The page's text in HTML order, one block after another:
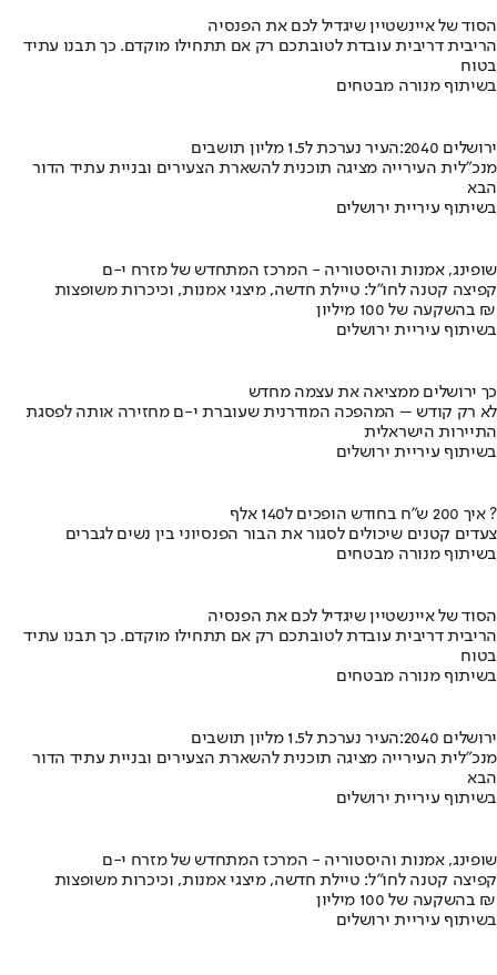
הסוד של איינשטיין שיגדיל לכם את הפנסיה
הריבית דריבית עובדת לטובתכם רק אם תתחילו מוקדם. כך תבנו עתיד
בטוח
בשיתוף מנורה מבטחים
ירושלים 2040:העיר נערכת ל1.5 מליון תושבים
מנכ"לית העירייה מציגה תוכנית להשארת הצעירים ובניית עתיד הדור
הבא
בשיתוף עיריית ירושלים
שופינג, אמנות והיסטוריה - המרכז המתחדש של מזרח י-ם
קפיצה קטנה לחו"ל: טיילת חדשה, מיצגי אמנות, וכיכרות משופצות
בהשקעה של 100 מיליון ₪
בשיתוף עיריית ירושלים
כך ירושלים ממציאה את עצמה מחדש
לא רק קודש – המהפכה המודרנית שעוברת י-ם מחזירה אותה לפסגת
התיירות הישראלית
בשיתוף עיריית ירושלים
איך 200 ש"ח בחודש הופכים ל140 אלף ?
צעדים קטנים שיכולים לסגור את הבור הפנסיוני בין נשים לגברים
בשיתוף מנורה מבטחים
הסוד של איינשטיין שיגדיל לכם את הפנסיה
הריבית דריבית עובדת לטובתכם רק אם תתחילו מוקדם. כך תבנו עתיד
בטוח
בשיתוף מנורה מבטחים
ירושלים 2040:העיר נערכת ל1.5 מליון תושבים
מנכ"לית העירייה מציגה תוכנית להשארת הצעירים ובניית עתיד הדור
הבא
בשיתוף עיריית ירושלים
שופינג, אמנות והיסטוריה - המרכז המתחדש של מזרח י-ם
קפיצה קטנה לחו"ל: טיילת חדשה, מיצגי אמנות, וכיכרות משופצות
בהשקעה של 100 מיליון ₪
בשיתוף עיריית ירושלים